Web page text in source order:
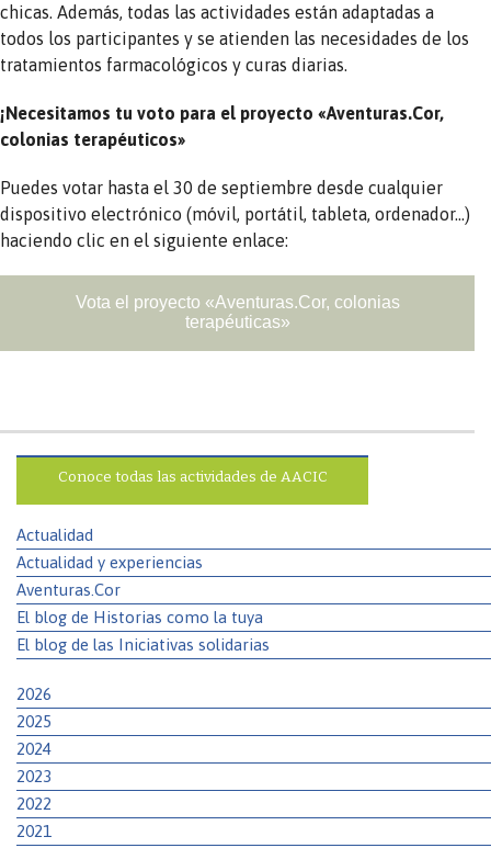
chicas. Además, todas las actividades están adaptadas a
todos los participantes y se atienden las necesidades de los
tratamientos farmacológicos y curas diarias.
¡Necesitamos tu voto para el proyecto «Aventuras.Cor,
colonias terapéuticos»
Puedes votar hasta el 30 de septiembre desde cualquier
dispositivo electrónico (móvil, portátil, tableta, ordenador…)
haciendo clic en el siguiente enlace:
Vota el proyecto «Aventuras.Cor, colonias
terapéuticas»
Conoce todas las actividades de AACIC
Actualidad
Actualidad y experiencias
Aventuras.Cor
El blog de Historias como la tuya
El blog de las Iniciativas solidarias
2026
2025
2024
2023
2022
2021